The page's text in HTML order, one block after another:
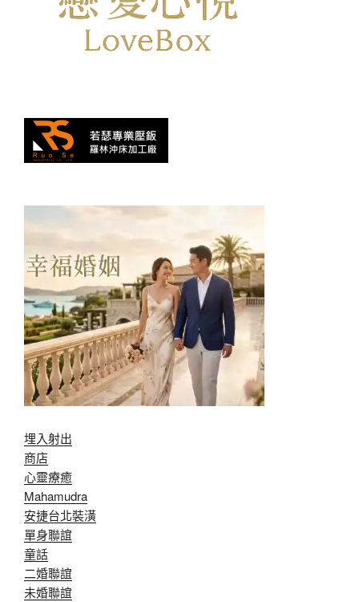
埋入射出
商店
心靈療癒
Mahamudra
安捷台北裝潢
單身聯誼
童話
二婚聯誼
未婚聯誼